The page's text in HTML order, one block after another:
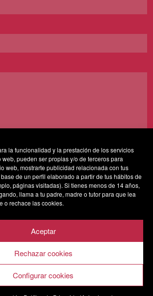
la funcionalidad y la prestación de los servicios
pueden ser propias y/o de terceros para
web, mostrarte publicidad relacionada con tus
de un perfil elaborado a partir de tus hábitos de
páginas visitadas). Si tienes menos de 14 años,
llama a tu padre, madre o tutor para que lea
o rechace las cookies.
Aceptar
Rechazar cookies
Configurar cookies
accedes al almacenamiento y
por parte de esta web y confirmas
política de privacidad*
POLÍTICA DE PRIVACIDAD
© Todos los derechos reservados